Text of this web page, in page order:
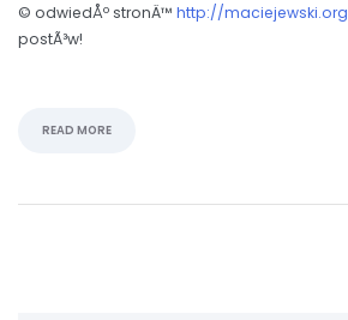
© odwiedÅº stronÄ™ http://maciejewski.org
postÃ³w!
READ MORE